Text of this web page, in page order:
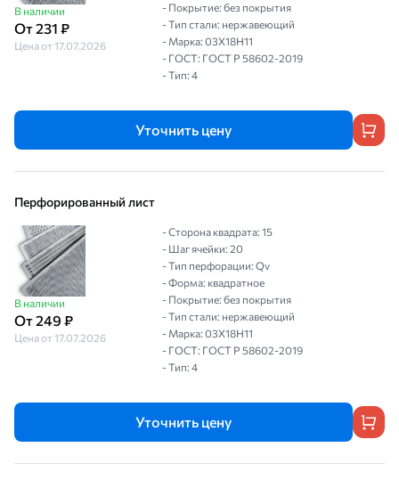
В наличии
От 231 ₽
Цена от 17.07.2026
- Покрытие: без покрытия
- Тип стали: нержавеющий
- Марка: 03Х18Н11
- ГОСТ: ГОСТ Р 58602-2019
- Тип: 4
Уточнить цену
Перфорированный лист
В наличии
От 249 ₽
Цена от 17.07.2026
- Сторона квадрата: 15
- Шаг ячейки: 20
- Тип перфорации: Qv
- Форма: квадратное
- Покрытие: без покрытия
- Тип стали: нержавеющий
- Марка: 03Х18Н11
- ГОСТ: ГОСТ Р 58602-2019
- Тип: 4
Уточнить цену